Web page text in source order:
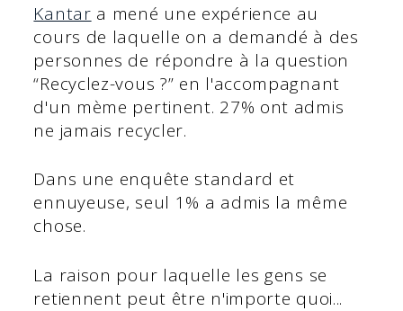
Kantar a mené une expérience au
cours de laquelle on a demandé à des
personnes de répondre à la question
“Recyclez-vous ?” en l'accompagnant
d'un mème pertinent. 27% ont admis
ne jamais recycler.
Dans une enquête standard et
ennuyeuse, seul 1% a admis la même
chose.
La raison pour laquelle les gens se
retiennent peut être n'importe quoi...